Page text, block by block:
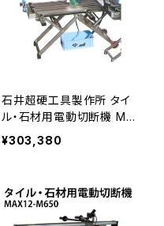
石井超硬工具製作所 タイ
ル・石材用電動切断機 Max
7-z800 マックスシリーズ 1
80mmダイヤ刃タイプ 切巾
等に≪メーカー直送≫ MA
¥303,380